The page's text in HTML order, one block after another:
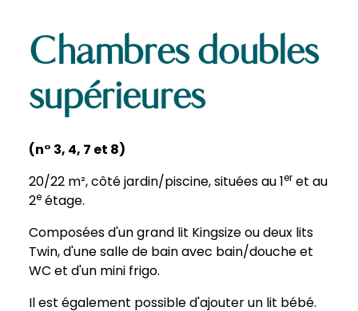
Chambres doubles
supérieures
(n° 3, 4, 7 et 8)
20/22 m², côté jardin/piscine, situées au 1 er et au
2e étage.
Composées d'un grand lit Kingsize ou deux lits
Twin, d'une salle de bain avec bain/douche et
WC et d'un mini frigo.
Il est également possible d'ajouter un lit bébé.